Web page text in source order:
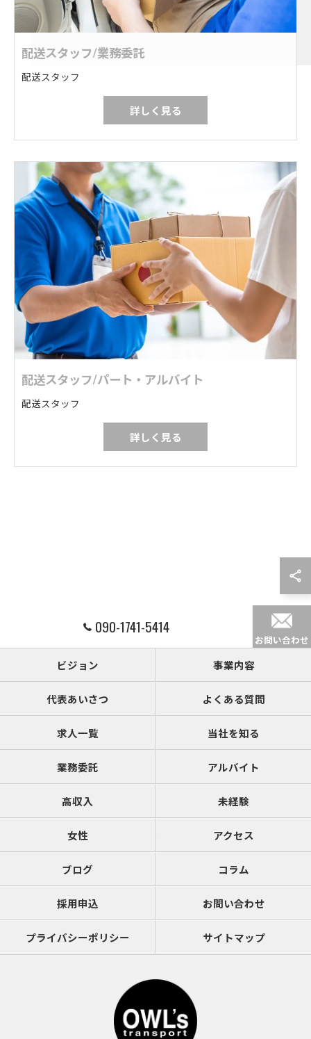
配送スタッフ/業務委託
配送スタッフ
詳しく見る
配送スタッフ/パート・アルバイト
配送スタッフ
詳しく見る
090-1741-5414
お問い合わせ
ビジョン 事業内容
代表あいさつ よくある質問
求人一覧 当社を知る
業務委託 アルバイト
高収入 未経験
女性 アクセス
ブログ コラム
採用申込 お問い合わせ
プライバシーポリシー サイトマップ